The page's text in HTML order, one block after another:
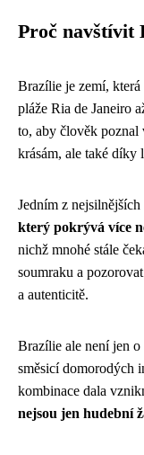
Proč navštívit
Brazílie je zemí,
pláže Ria de Janeiro
to, aby člověk poznal
krásám, ale také díky
Jedním z
který pokrývá více
nichž mnohé stále
soumraku a
a autenticitě.
Brazílie ale není jen o
směsicí domorodých
kombinace dala
nejsou jen hudební